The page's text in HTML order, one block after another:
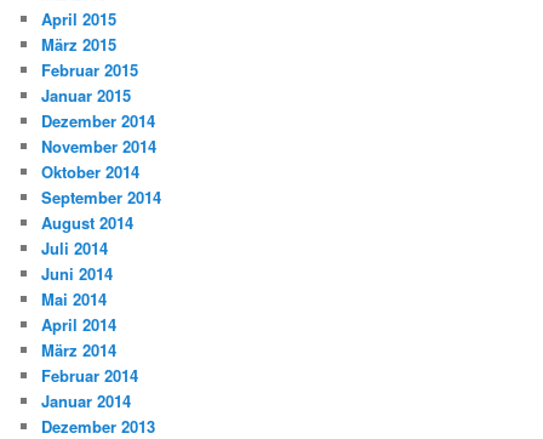
April 2015
März 2015
Februar 2015
Januar 2015
Dezember 2014
November 2014
Oktober 2014
September 2014
August 2014
Juli 2014
Juni 2014
Mai 2014
April 2014
März 2014
Februar 2014
Januar 2014
Dezember 2013